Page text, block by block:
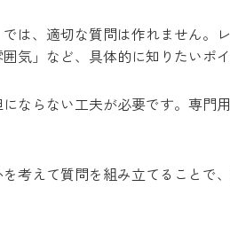
では、適切な質問は作れません
気」など、具体的に知りたいポ
ならない工夫が必要です。専門
考えて質問を組み立てることで